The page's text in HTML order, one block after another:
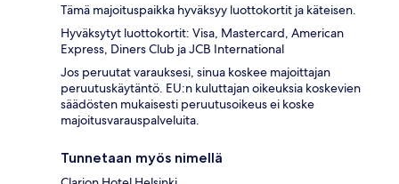
Tämä majoituspaikka hyväksyy luottokortit ja käteisen.
Hyväksytyt luottokortit: Visa, Mastercard, American
Express, Diners Club ja JCB International
Jos peruutat varauksesi, sinua koskee majoittajan
peruutuskäytäntö. EU:n kuluttajan oikeuksia koskevien
säädösten mukaisesti peruutusoikeus ei koske
majoitusvarauspalveluita.
Tunnetaan myös nimellä